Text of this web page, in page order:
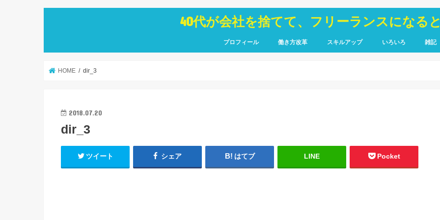
40代が会社を捨てて、フリーランスになる
プロフィール 働き方改革 スキルアップ いろいろ 雑記
HOME dir_3
2018.07.20
dir_3
ツイート シェア はてブ LINE Pocket